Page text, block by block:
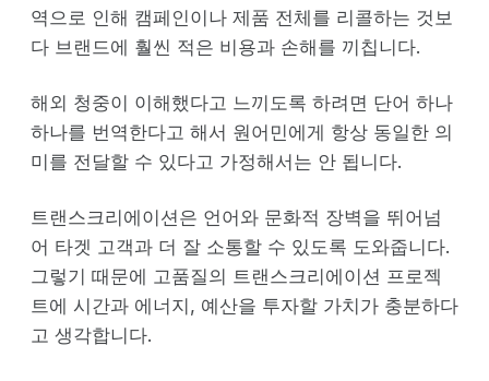
역으로 인해 캠페인이나 제품 전체를 리콜하는 것보
다 브랜드에 훨씬 적은 비용과 손해를 끼칩니다.
해외 청중이 이해했다고 느끼도록 하려면 단어 하나
하나를 번역한다고 해서 원어민에게 항상 동일한 의
미를 전달할 수 있다고 가정해서는 안 됩니다.
트랜스크리에이션은 언어와 문화적 장벽을 뛰어넘
어 타겟 고객과 더 잘 소통할 수 있도록 도와줍니다.
그렇기 때문에 고품질의 트랜스크리에이션 프로젝
트에 시간과 에너지, 예산을 투자할 가치가 충분하다
고 생각합니다.